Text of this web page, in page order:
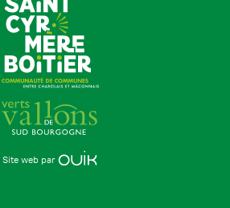
Site web par